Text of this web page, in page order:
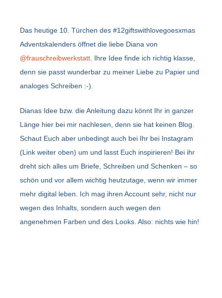
Das heutige 10. Türchen des #12giftswithlovegoesxmas
Adventskalenders öffnet die liebe Diana von
@frauschreibwerkstatt . Ihre Idee finde ich richtig klasse,
denn sie passt wunderbar zu meiner Liebe zu Papier und
analoges Schreiben :-).
Dianas Idee bzw. die Anleitung dazu könnt Ihr in ganzer
Länge hier bei mir nachlesen, denn sie hat keinen Blog.
Schaut Euch aber unbedingt auch bei Ihr bei Instagram
(Link weiter oben) um und lasst Euch inspirieren! Bei ihr
dreht sich alles um Briefe, Schreiben und Schenken – so
schön und vor allem wichtig heutzutage, wenn wir immer
mehr digital leben. Ich mag ihren Account sehr, nicht nur
wegen des Inhalts, sondern auch wegen den
angenehmen Farben und des Looks. Also: nichts wie hin!